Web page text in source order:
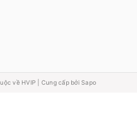
về HVIP Cung cấp bởi Sapo